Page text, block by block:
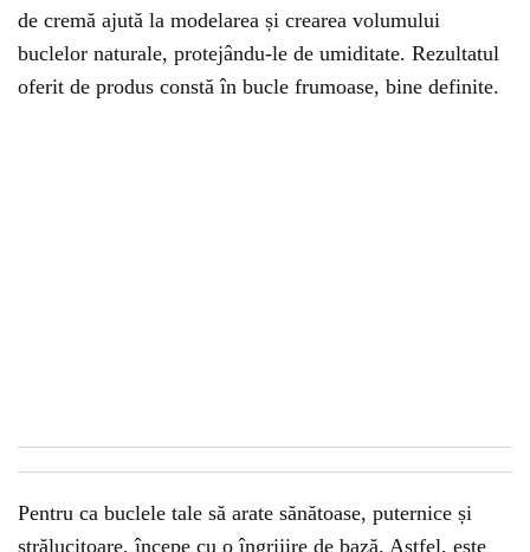
de cremă ajută la modelarea și crearea volumului
buclelor naturale, protejându-le de umiditate. Rezultatul
oferit de produs constă în bucle frumoase, bine definite.
Pentru ca buclele tale să arate sănătoase, puternice și
strălucitoare, începe cu o îngrijire de bază. Astfel, este